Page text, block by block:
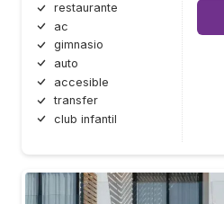
restaurante
ac
gimnasio
auto
accesible
transfer
club infantil